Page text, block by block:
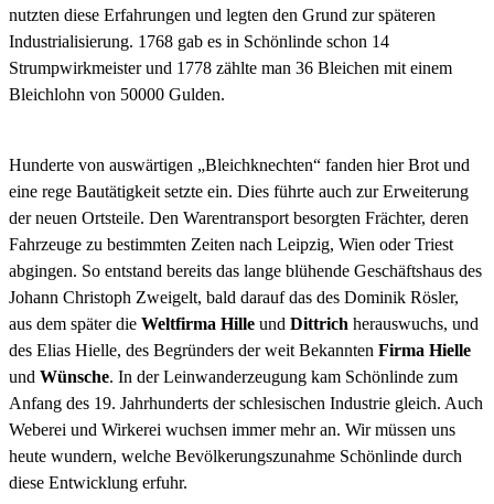
nutzten diese Erfahrungen und legten den Grund zur späteren
Industrialisierung. 1768 gab es in Schönlinde schon 14
Strumpwirkmeister und 1778 zählte man 36 Bleichen mit einem
Bleichlohn von 50000 Gulden.
Hunderte von auswärtigen „Bleichknechten“ fanden hier Brot und
eine rege Bautätigkeit setzte ein. Dies führte auch zur Erweiterung
der neuen Ortsteile. Den Warentransport besorgten Frächter, deren
Fahrzeuge zu bestimmten Zeiten nach Leipzig, Wien oder Triest
abgingen. So entstand bereits das lange blühende Geschäftshaus des
Johann Christoph Zweigelt, bald darauf das des Dominik Rösler,
aus dem später die Weltfirma Hille und Dittrich herauswuchs, und
des Elias Hielle, des Begründers der weit Bekannten Firma Hielle
und Wünsche. In der Leinwanderzeugung kam Schönlinde zum
Anfang des 19. Jahrhunderts der schlesischen Industrie gleich. Auch
Weberei und Wirkerei wuchsen immer mehr an. Wir müssen uns
heute wundern, welche Bevölkerungszunahme Schönlinde durch
diese Entwicklung erfuhr.